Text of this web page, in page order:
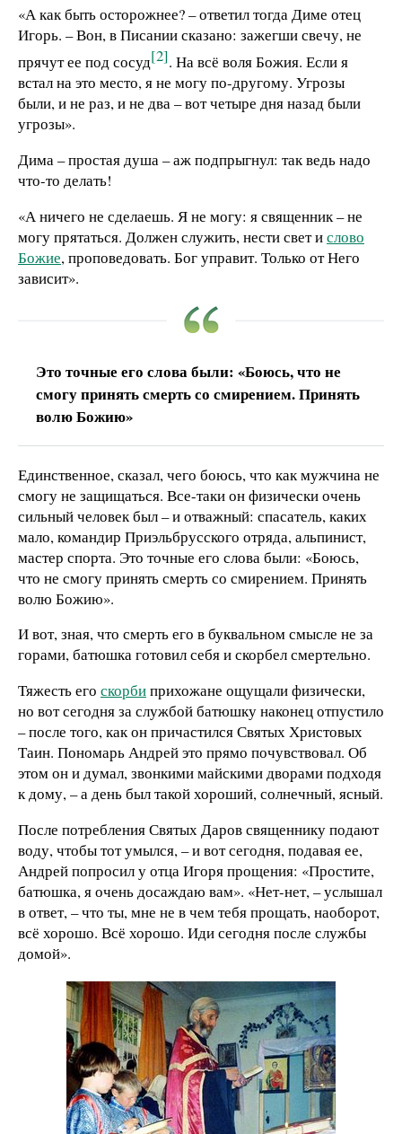
«А как быть осторожнее? – ответил тогда Диме отец
Игорь. – Вон, в Писании сказано: зажегши свечу, не
прячут ее под сосуд[2]. На всё воля Божия. Если я
встал на это место, я не могу по-другому. Угрозы
были, и не раз, и не два – вот четыре дня назад были
угрозы».
Дима – простая душа – аж подпрыгнул: так ведь надо
что-то делать!
«А ничего не сделаешь. Я не могу: я священник – не
могу прятаться. Должен служить, нести свет ислово
Божие, проповедовать. Бог управит. Только от Него
зависит».
Это точные его слова были: «Боюсь, что не
смогу принять смерть со смирением. Принять
волю Божию»
Единственное, сказал, чего боюсь, что как мужчина не
смогу не защищаться. Все-таки он физически очень
сильный человек был – и отважный: спасатель, каких
мало, командир Приэльбрусского отряда, альпинист,
мастер спорта. Это точные его слова были: «Боюсь,
что не смогу принять смерть со смирением. Принять
волю Божию».
И вот, зная, что смерть его в буквальном смысле не за
горами, батюшка готовил себя и скорбел смертельно.
Тяжесть его скорбиприхожане ощущали физически,
но вот сегодня за службой батюшку наконец отпустило
– после того, как он причастился Святых Христовых
Таин. Пономарь Андрей это прямо почувствовал. Об
этом он и думал, звонкими майскими дворами подходя
к дому, – а день был такой хороший, солнечный, ясный.
После потребления Святых Даров священнику подают
воду, чтобы тот умылся, – и вот сегодня, подавая ее,
Андрей попросил у отца Игоря прощения: «Простите,
батюшка, я очень досаждаю вам». «Нет-нет, – услышал
в ответ, – что ты, мне не в чем тебя прощать, наоборот,
всё хорошо. Всё хорошо. Иди сегодня после службы
домой».